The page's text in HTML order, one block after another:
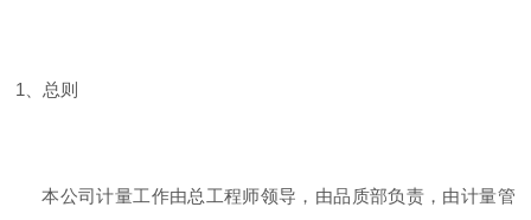
1、总则
本公司计量工作由总工程师领导，由品质部负责，由计量管